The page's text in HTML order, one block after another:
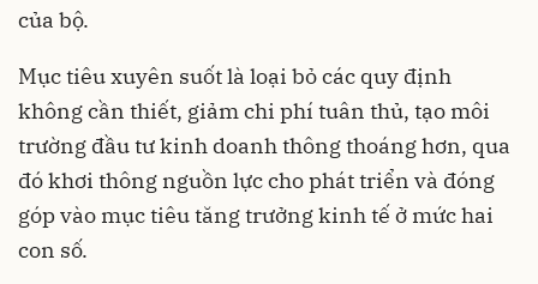
của bộ.
Mục tiêu xuyên suốt là loại bỏ các quy định
không cần thiết, giảm chi phí tuân thủ, tạo môi
trường đầu tư kinh doanh thông thoáng hơn, qua
đó khơi thông nguồn lực cho phát triển và đóng
góp vào mục tiêu tăng trưởng kinh tế ở mức hai
con số.